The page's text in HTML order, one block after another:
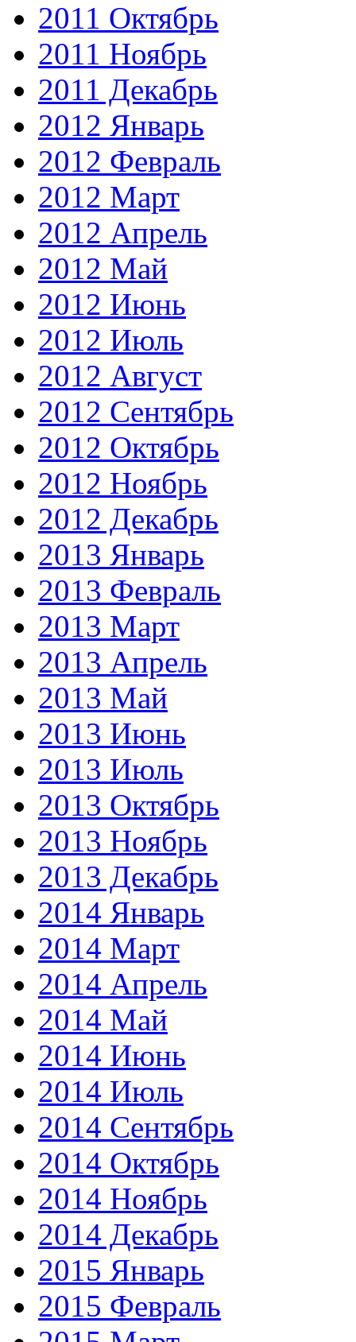
2011 Октябрь
2011 Ноябрь
2011 Декабрь
2012 Январь
2012 Февраль
2012 Март
2012 Апрель
2012 Май
2012 Июнь
2012 Июль
2012 Август
2012 Сентябрь
2012 Октябрь
2012 Ноябрь
2012 Декабрь
2013 Январь
2013 Февраль
2013 Март
2013 Апрель
2013 Май
2013 Июнь
2013 Июль
2013 Октябрь
2013 Ноябрь
2013 Декабрь
2014 Январь
2014 Март
2014 Апрель
2014 Май
2014 Июнь
2014 Июль
2014 Сентябрь
2014 Октябрь
2014 Ноябрь
2014 Декабрь
2015 Январь
2015 Февраль